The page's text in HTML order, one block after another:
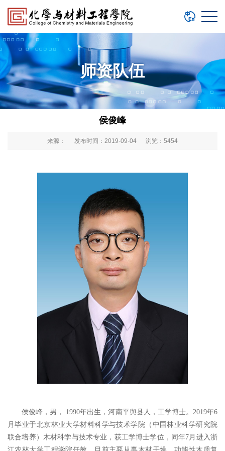
师资队伍
侯俊峰
来源： 发布时间：2019-09-04 浏览： 5454
侯俊峰，男， 1990年出生，河南平舆县人，工学博士。2019年6
月毕业于北京林业大学材料科学与技术学院（中国林业科学研究院
联合培养）木材科学与技术专业，获工学博士学位，同年7月进入浙